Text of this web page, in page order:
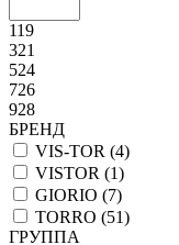
119
321
524
726
928
БРЕНД
VIS-TOR (4)
VISTOR (1)
GIORIO (7)
TORRO (51)
ГРУППА